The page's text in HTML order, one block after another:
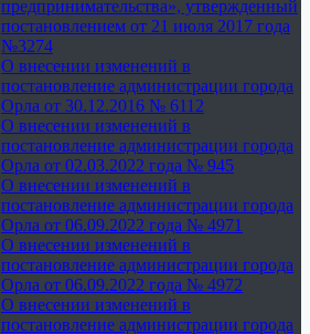
предпринимательства», утвержденный
постановлением от 21 июля 2017 года
№3274
О внесении изменений в
постановление администрации города
Орла от 30.12.2016 № 6112
О внесении изменений в
постановление администрации города
Орла от 02.03.2022 года № 945
О внесении изменений в
постановление администрации города
Орла от 06.09.2022 года № 4971
О внесении изменений в
постановление администрации города
Орла от 06.09.2022 года № 4972
О внесении изменений в
постановление администрации города